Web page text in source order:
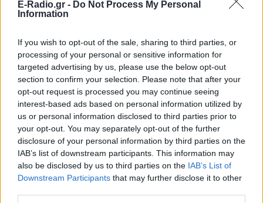
E-Radio.gr - Do Not Process My Personal
Information
If you wish to opt-out of the sale, sharing to third parties, or
processing of your personal or sensitive information for
targeted advertising by us, please use the below opt-out
section to confirm your selection. Please note that after your
opt-out request is processed you may continue seeing
interest-based ads based on personal information utilized by
us or personal information disclosed to third parties prior to
your opt-out. You may separately opt-out of the further
disclosure of your personal information by third parties on the
IAB’s list of downstream participants. This information may
also be disclosed by us to third parties on the IAB’s List of
Downstream Participants that may further disclose it to other
ΔΕΙΤΕ ΕΠΙΣΗΣ
ΣΤΗΝ ΙΔΙΑ ΚΑΤΗΓΟΡΙΑ